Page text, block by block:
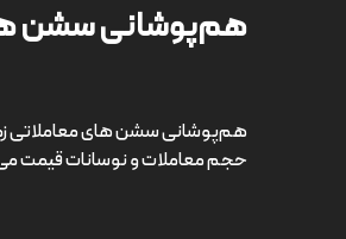
هم‌پوشانی سشن
هم‌پوشانی سشن های معاملاتی
حجم معاملات و نوسانات قیمت